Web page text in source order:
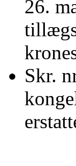
26.
Skr.